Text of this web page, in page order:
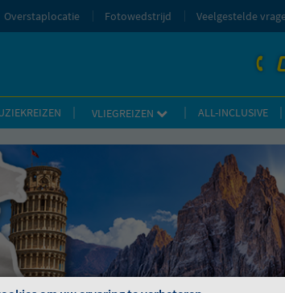
VLIEGREIZEN ALL-INCLUSIVE
Overstaplocatie Fotowedstrijd Veelgestelde